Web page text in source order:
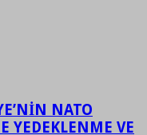
NATO
YEDEKLENME VE